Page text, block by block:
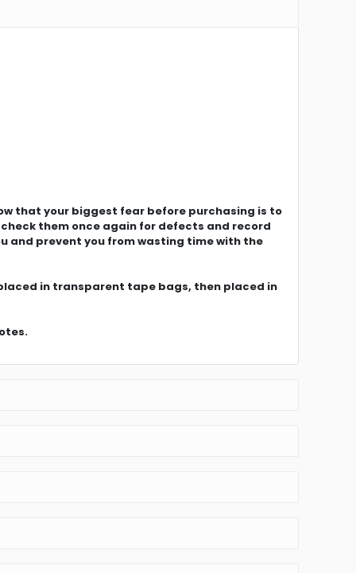
that your biggest fear before purchasing is to
them once again for defects and record
and prevent you from wasting time with the
in transparent tape bags, then placed in